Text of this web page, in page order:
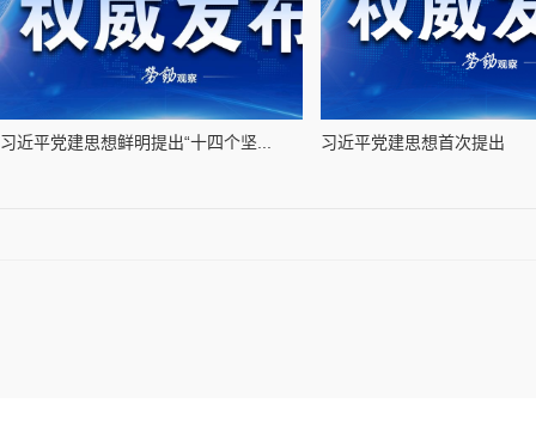
习近平党建思想鲜明提出“十四个坚... 习近平党建思想首次提出